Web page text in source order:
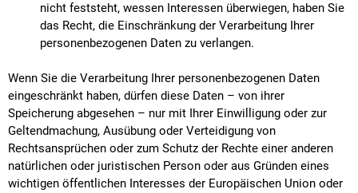
nicht feststeht, wessen Interessen überwiegen, haben Sie
das Recht, die Einschränkung der Verarbeitung Ihrer
personenbezogenen Daten zu verlangen.
Wenn Sie die Verarbeitung Ihrer personenbezogenen Daten
eingeschränkt haben, dürfen diese Daten – von ihrer
Speicherung abgesehen – nur mit Ihrer Einwilligung oder zur
Geltendmachung, Ausübung oder Verteidigung von
Rechtsansprüchen oder zum Schutz der Rechte einer anderen
natürlichen oder juristischen Person oder aus Gründen eines
wichtigen öffentlichen Interesses der Europäischen Union oder